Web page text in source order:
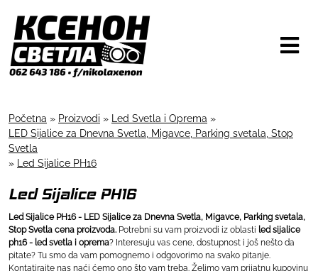
Početna » Proizvodi » Led Svetla i Oprema »
LED Sijalice za Dnevna Svetla, Migavce, Parking svetala, Stop
Svetla
»
Led Sijalice PH16
Led Sijalice PH16
Led Sijalice PH16 - LED Sijalice za Dnevna Svetla, Migavce, Parking svetala,
Stop Svetla cena proizvoda. Potrebni su vam proizvodi iz oblasti led sijalice
ph16 - led svetla i oprema? Interesuju vas cene, dostupnost i još nešto da
pitate? Tu smo da vam pomognemo i odgovorimo na svako pitanje.
Kontatirajte nas naći ćemo ono što vam treba. Želimo vam prijatnu kupovinu